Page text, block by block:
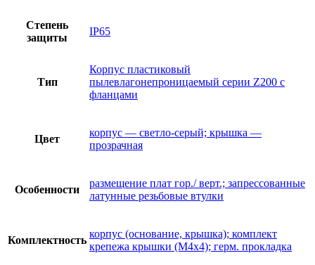
Степень
защиты
IP65
Тип
Корпус пластиковый
пылевлагонепроницаемый серии Z200 с
фланцами
Цвет
корпус — светло-серый; крышка —
прозрачная
Особенности
размещение плат гор./ верт.; запрессованные
латунные резьбовые втулки
Комплектность
корпус (основание, крышка); комплект
крепежа крышки (M4x4); герм. прокладка